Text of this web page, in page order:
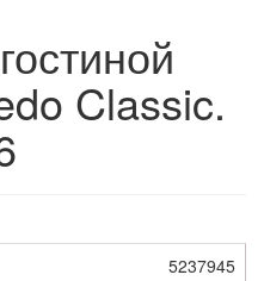
Classic.
5237945